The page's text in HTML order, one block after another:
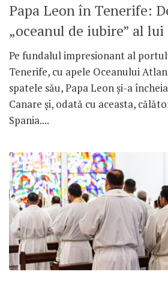
Papa Leon în Tenerife:
„oceanul de iubire” al lui
Pe fundalul impresionant al
Tenerife, cu apele Oceanului
spatele său, Papa Leon și-a
Canare și, odată cu aceasta,
Spania....